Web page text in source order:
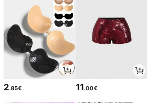
2.85€ 11.00€